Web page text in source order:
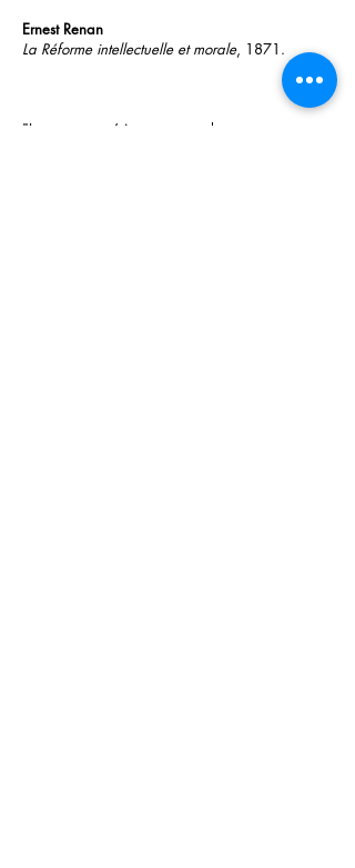
Ernest Renan
La Réforme intellectuelle et morale, 1871.
"Les races supérieures ont sur les races